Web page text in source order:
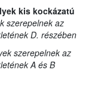
kis kockázatú
szerepelnek az
D. részében
szerepelnek az
A és B